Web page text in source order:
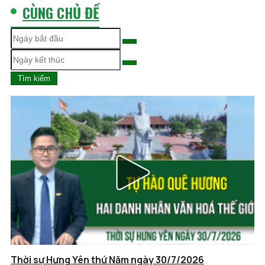
CÙNG CHỦ ĐỀ
Tìm kiếm
Thời sự Hưng Yên thứ Năm ngày 30/7/2026